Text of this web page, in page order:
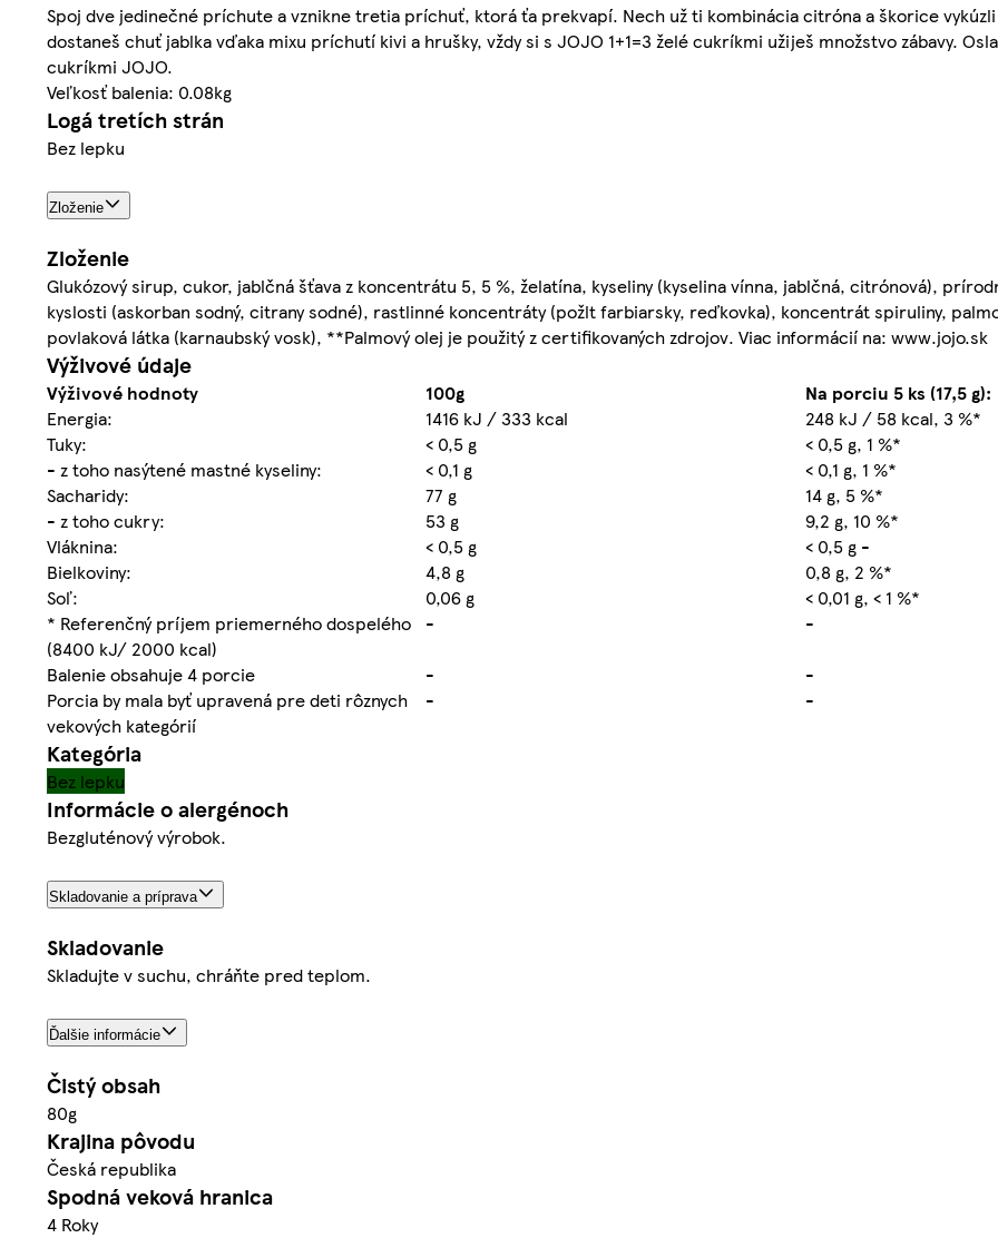
Spoj dve jedinečné príchute a vznikne tretia príchuť, ktorá ťa prekvapí. Nech už ti kombinácia citróna a škorice
dostaneš chuť jablka vďaka mixu príchutí kivi a hrušky, vždy si s JOJO 1+1=3 želé cukríkmi užiješ množstvo zábavy.
cukríkmi JOJO.
Veľkosť balenia: 0.08kg
Logá tretích strán
Bez lepku
Zloženie
Zloženie
Glukózový sirup, cukor, jablčná šťava z koncentrátu 5, 5 %, želatína, kyseliny (kyselina vínna, jablčná, citrónová),
kyslosti (askorban sodný, citrany sodné), rastlinné koncentráty (požlt farbiarsky, reďkovka), koncentrát spiruliny,
povlaková látka (karnaubský vosk), **Palmový olej je použitý z certifikovaných zdrojov. Viac informácií na: www.jojo.sk
Výživové údaje
Výživové hodnoty 100g
Na porciu 5 ks (17,5 g):
Energia:
1416 kJ / 333 kcal
248 kJ / 58 kcal, 3 %*
Tuky:
< 0,5 g
< 0,5 g, 1 %*
- z toho nasýtené mastné kyseliny:
< 0,1 g
< 0,1 g, 1 %*
Sacharidy:
77 g
14 g, 5 %*
- z toho cukry:
53 g
9,2 g, 10 %*
Vláknina:
< 0,5 g
< 0,5 g -
Bielkoviny:
4,8 g
0,8 g, 2 %*
Soľ:
0,06 g
< 0,01 g, < 1 %*
* Referenčný príjem priemerného dospelého
(8400 kJ/ 2000 kcal)
-
-
Balenie obsahuje 4 porcie
-
-
Porcia by mala byť upravená pre deti rôznych
vekových kategórií
- -
Kategória
Bez lepku
Informácie o alergénoch
Bezgluténový výrobok.
Skladovanie a príprava
Skladovanie
Skladujte v suchu, chráňte pred teplom.
Ďalšie informácie
Čistý obsah
80g
Krajina pôvodu
Česká republika
Spodná veková hranica
4 Roky